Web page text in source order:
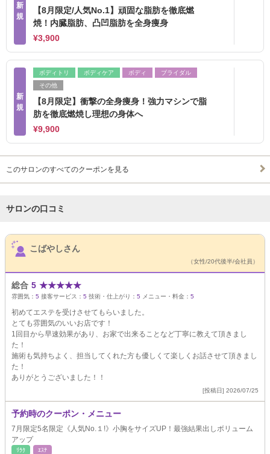
新
規
【8月限定/人気No.1】頑固な脂肪を徹底燃
焼！内臓脂肪、凸凹脂肪を全身痩身
¥3,900
新
規
ボディトリ ボディケア ボディ
ブライダル
その他
【8月限定】衝撃の全身痩身！強力マシンで脂
肪を徹底燃焼し理想の身体へ
¥9,900
このサロンのすべてのクーポンを見る
サロンの口コミ
サロンPick Up
こばやしさん
（女性/20代後半/会社員）
総合 5 ★★★★★
雰囲気： 5 接客サービス： 5 技術・仕上がり： 5 メニュー・料金： 5
初めてエステを受けさせてもらいました。
とても雰囲気のいいお店です！
1回目から早速効果があり、お家で出来ることなど丁寧に教えて頂きまし
た！
施術も気持ちよく、担当してくれた方も優しくて楽しくお話させて頂きまし
た！
ありがとうございました！！
[投稿日] 2026/07/25
予約時のクーポン・メニュー
7月限定5名限定《人気No.１!》小胸をサイズUP！最強結果出しボリューム
アップ
ﾘﾗｸ ｴｽﾃ